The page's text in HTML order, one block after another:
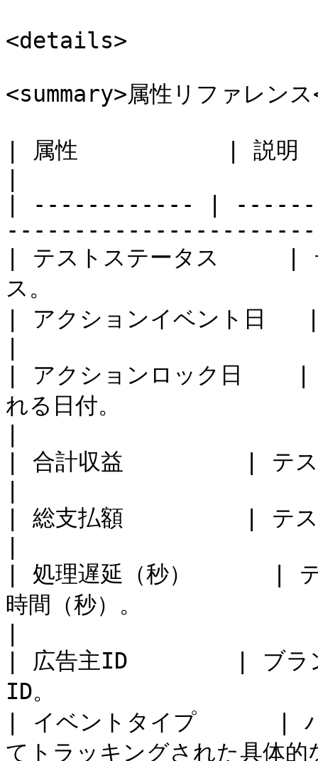
<details>
<summary>属性リファレン
| 属性           | 説明
| ------------ |
| テストステータス     |
ス。
| アクションイベント日
| アクションロック日    |
れる日付。
| 合計収益         | テスト
| 総支払額         | テスト
| 処理遅延（秒）      | テ
時間（秒）。
| 広告主ID        | ブラン
ID。
| イベントタイプ      | パ
てトラッキングされた具体